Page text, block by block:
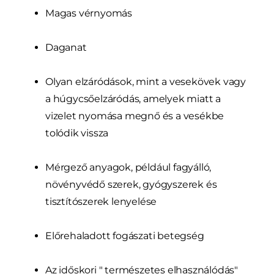
Magas vérnyomás
Daganat
Olyan elzáródások, mint a vesekövek vagy
a húgycsőelzáródás, amelyek miatt a
vizelet nyomása megnő és a vesékbe
tolódik vissza
Mérgező anyagok, például fagyálló,
növényvédő szerek, gyógyszerek és
tisztítószerek lenyelése
Előrehaladott fogászati betegség
Az időskori " természetes elhasználódás"